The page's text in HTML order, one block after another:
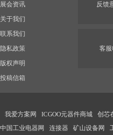
展会资讯
关于我们
联系我们
隐私政策
版权声明
投稿信箱
反馈
客服
我爱方案网 ICGOO元器件商城 创芯
中国工业电器网
连接器 矿山设备网